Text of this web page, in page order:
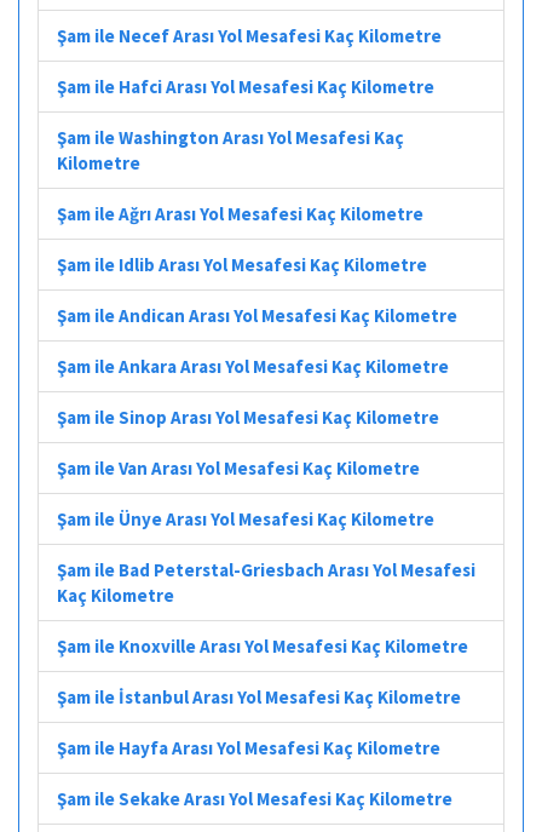
Şam ile Necef Arası Yol Mesafesi Kaç Kilometre
Şam ile Hafci Arası Yol Mesafesi Kaç Kilometre
Şam ile Washington Arası Yol Mesafesi Kaç
Kilometre
Şam ile Ağrı Arası Yol Mesafesi Kaç Kilometre
Şam ile Idlib Arası Yol Mesafesi Kaç Kilometre
Şam ile Andican Arası Yol Mesafesi Kaç Kilometre
Şam ile Ankara Arası Yol Mesafesi Kaç Kilometre
Şam ile Sinop Arası Yol Mesafesi Kaç Kilometre
Şam ile Van Arası Yol Mesafesi Kaç Kilometre
Şam ile Ünye Arası Yol Mesafesi Kaç Kilometre
Şam ile Bad Peterstal-Griesbach Arası Yol Mesafesi
Kaç Kilometre
Şam ile Knoxville Arası Yol Mesafesi Kaç Kilometre
Şam ile İstanbul Arası Yol Mesafesi Kaç Kilometre
Şam ile Hayfa Arası Yol Mesafesi Kaç Kilometre
Şam ile Sekake Arası Yol Mesafesi Kaç Kilometre